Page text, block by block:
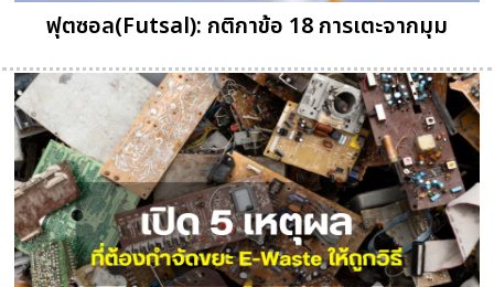
ฟุตซอล(Futsal): กติกาข้อ 18 การเตะจากมุม